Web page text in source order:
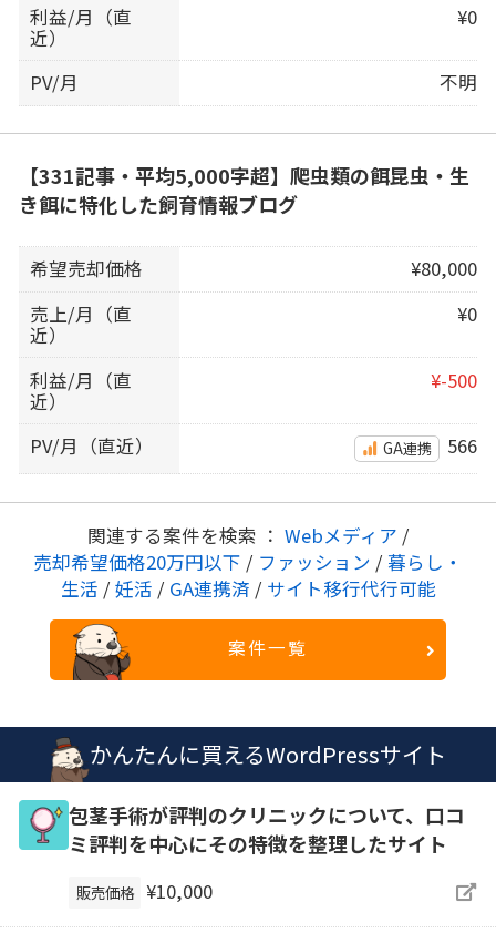
利益/月（直
近）
¥0
PV/月 不明
【331記事・平均5,000字超】爬虫類の餌昆虫・生
き餌に特化した飼育情報ブログ
希望売却価格
¥80,000
売上/月（直
近）
¥0
利益/月（直
近）
¥-500
PV/月（直近） GA連携 566
関連する案件を検索 ： Webメディア /
売却希望価格20万円以下 / ファッション / 暮らし・
生活 / 妊活 / GA連携済 / サイト移行代行可能
案件一覧
かんたんに買えるWordPressサイト
包茎手術が評判のクリニックについて、口コ
ミ評判を中心にその特徴を整理したサイト
販売価格 ¥10,000